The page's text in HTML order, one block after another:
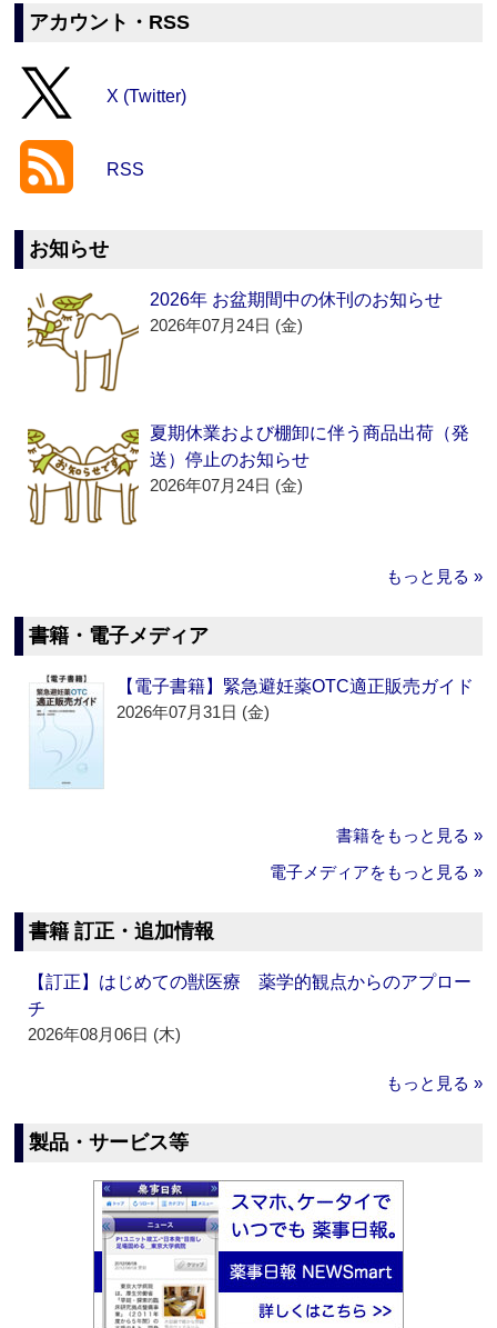
アカウント・RSS
X (Twitter)
RSS
お知らせ
2026年 お盆期間中の休刊のお知らせ
2026年07月24日 (金)
夏期休業および棚卸に伴う商品出荷（発
送）停止のお知らせ
2026年07月24日 (金)
もっと見る »
書籍・電子メディア
【電子書籍】緊急避妊薬OTC適正販売ガイド
2026年07月31日 (金)
書籍をもっと見る »
電子メディアをもっと見る »
書籍 訂正・追加情報
【訂正】はじめての獣医療 薬学的観点からのアプロー
チ
2026年08月06日 (木)
もっと見る »
製品・サービス等